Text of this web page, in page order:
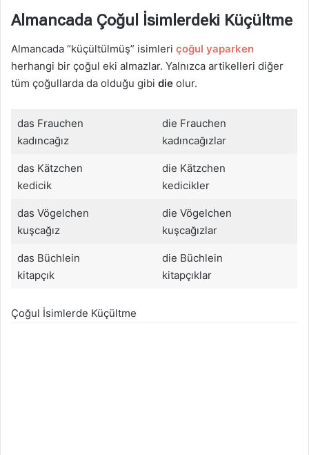
Almancada Çoğul İsimlerdeki Küçültme
Almancada “küçültülmüş” isimleri çoğul yaparken
herhangi bir çoğul eki almazlar. Yalnızca artikelleri diğer
tüm çoğullarda da olduğu gibi die olur.
das Frauchen
kadıncağız
die Frauchen
kadıncağızlar
das Kätzchen
kedicik
die Kätzchen
kedicikler
das Vögelchen
kuşcağız
die Vögelchen
kuşcağızlar
das Büchlein
kitapçık
die Büchlein
kitapçıklar
Çoğul İsimlerde Küçültme